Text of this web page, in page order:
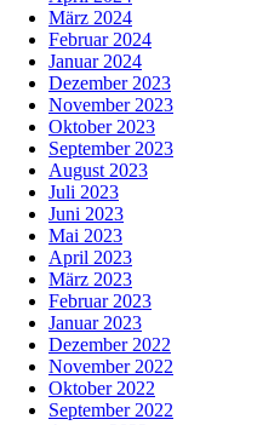
März 2024
Februar 2024
Januar 2024
Dezember 2023
November 2023
Oktober 2023
September 2023
August 2023
Juli 2023
Juni 2023
Mai 2023
April 2023
März 2023
Februar 2023
Januar 2023
Dezember 2022
November 2022
Oktober 2022
September 2022